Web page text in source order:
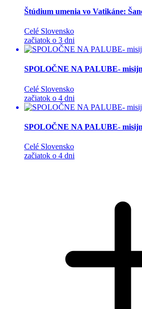
Štúdium umenia vo Vatikáne:
Celé Slovensko
začiatok o 3 dni
SPOLOČNE NA PALUBE-
Celé Slovensko
začiatok o 4 dni
SPOLOČNE NA PALUBE-
Celé Slovensko
začiatok o 4 dni